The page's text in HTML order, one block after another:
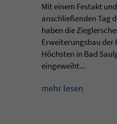
Mit einem Festakt
anschließenden Tag
haben die
Erweiterungsbau der
Höchsten in Bad
eingeweiht...
mehr lesen